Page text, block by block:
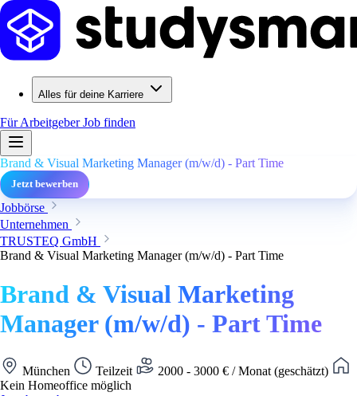
Alles für deine Karriere
Für ArbeitgeberJob finden
Brand & Visual Marketing Manager (m/w/d) - Part Time
Jetzt bewerben
Jobbörse
Unternehmen
TRUSTEQ GmbH
Brand & Visual Marketing Manager (m/w/d) - Part Time
Brand & Visual Marketing
Manager (m/w/d) - Part Time
München Teilzeit
2000 - 3000 € / Monat (geschätzt)
Kein Homeoffice möglich